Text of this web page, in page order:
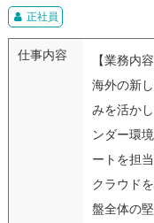
正社員
仕事内容
【業務内容
海外の新
みを活か
ンダー環
ートを担
クラウド
盤全体の